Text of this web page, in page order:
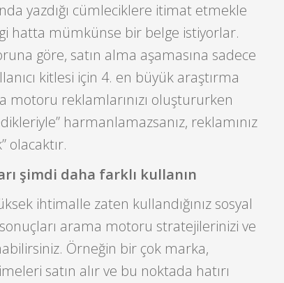
yazdığı cümleciklere itimat etmekle
hatta mümkünse bir belge istiyorlar.
göre, satın alma aşamasına sadece
kitlesi için 4. en büyük araştırma
motoru reklamlarınızı oluştururken
harmanlamazsanız, reklamınız
olacaktır.
şimdi daha farklı kullanın
ihtimalle zaten kullandığınız sosyal
arama motoru stratejilerinizi ve
Örneğin bir çok marka,
satın alır ve bu noktada hatırı